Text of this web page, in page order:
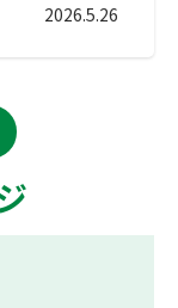
2026.5.26